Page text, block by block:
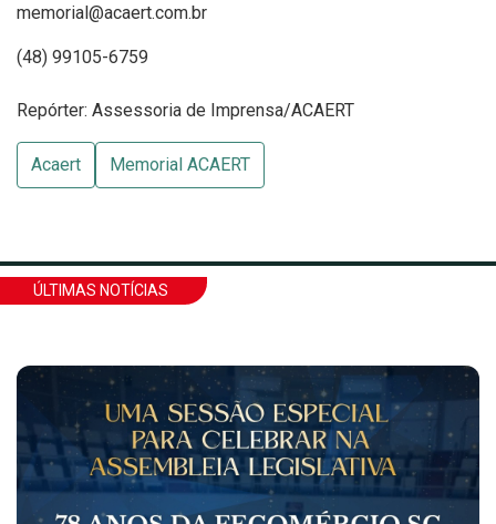
memorial@acaert.com.br
(48) 99105-6759
Repórter: Assessoria de Imprensa/ACAERT
Acaert Memorial ACAERT
ÚLTIMAS NOTÍCIAS